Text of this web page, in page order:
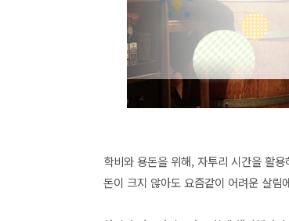
학비와 용돈을 위해, 자투리 시간을 활
돈이 크지 않아도 요즘같이 어려운 살림